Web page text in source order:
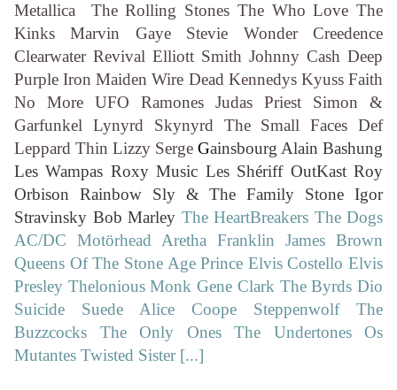
Metallica The Rolling Stones The Who Love The
Kinks Marvin Gaye Stevie Wonder Creedence
Clearwater Revival Elliott Smith Johnny Cash Deep
Purple Iron Maiden Wire Dead Kennedys Kyuss Faith
No More UFO Ramones Judas Priest Simon &
Garfunkel Lynyrd Skynyrd The Small Faces Def
Leppard Thin Lizzy Serge Gainsbourg Alain Bashung
Les Wampas Roxy Music Les Shériff OutKast Roy
Orbison Rainbow Sly & The Family Stone Igor
Stravinsky Bob Marley The HeartBreakers The Dogs
AC/DC Motörhead Aretha Franklin James Brown
Queens Of The Stone Age Prince Elvis Costello Elvis
Presley Thelonious Monk Gene Clark The Byrds Dio
Suicide Suede Alice Coope Steppenwolf The
Buzzcocks The Only Ones The Undertones Os
Mutantes Twisted Sister [...]